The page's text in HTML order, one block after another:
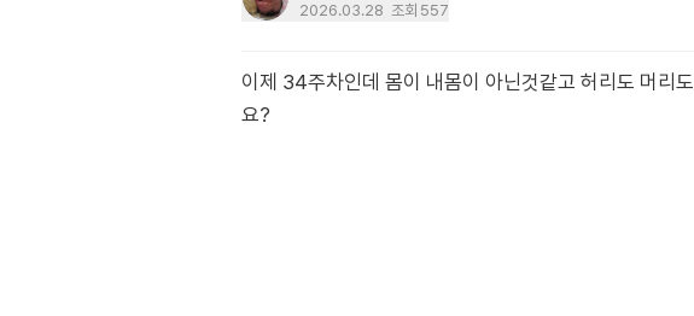
2026.03.28 조회 557
이제 34주차인데 몸이 내몸이 아닌것같고 허리도 머리
요?